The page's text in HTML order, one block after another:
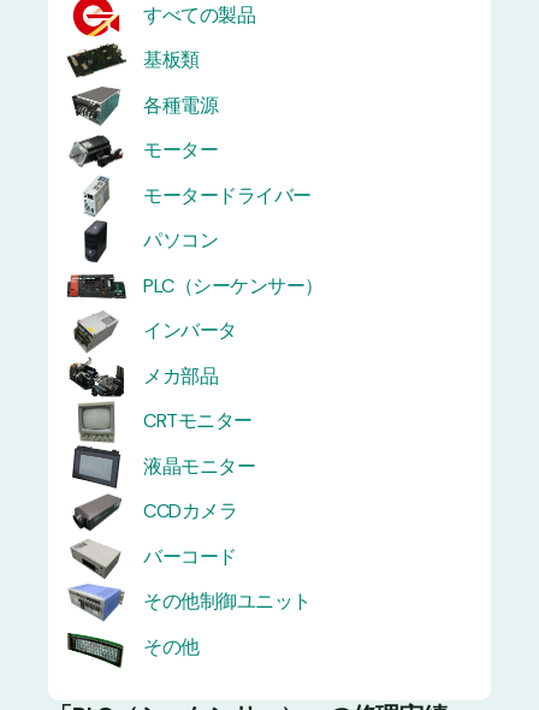
すべての製品
基板類
各種電源
モーター
モータードライバー
パソコン
PLC（シーケンサー）
インバータ
メカ部品
CRTモニター
液晶モニター
CCDカメラ
バーコード
その他制御ユニット
その他